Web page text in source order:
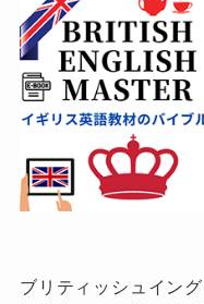
ブリティッシュイン